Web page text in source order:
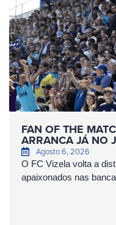
FAN OF THE
ARRANCA JÁ NO
Agosto 6, 2026
O FC Vizela volta a
apaixonados nas